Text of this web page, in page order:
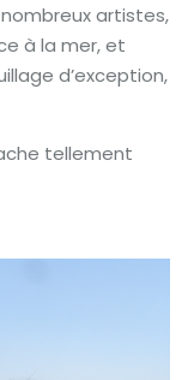
artistes,
à la mer, et
d’exception,
tellement